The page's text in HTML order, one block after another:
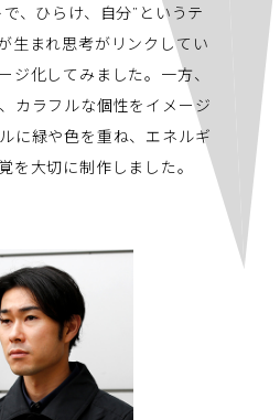
、ひらけ、自分”というテ
生まれ思考がリンクしてい
ジ化してみました。一方、
カラフルな個性をイメージ
に緑や色を重ね、エネルギ
を大切に制作しました。